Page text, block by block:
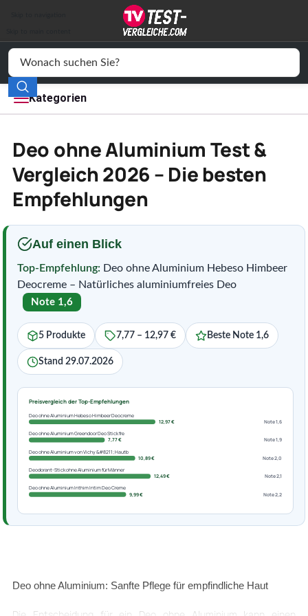
Kategorien
Elektronik
Freizeit
Wohnen
Service
Deo ohne Aluminium Test &
Vergleich 2026 – Die besten
Empfehlungen
Auf einen Blick
Top-Empfehlung: Deo ohne Aluminium Hebeso Himbeer
Deocreme – Natürliches aluminiumfreies Deo
Note 1,6
5 Produkte 7,77 – 12,97 € Beste Note 1,6
Stand 29.07.2026
Preisvergleich der Top-Empfehlungen
Deo ohne Aluminium Hebeso Himbeer Deocreme
12,97 €
Note 1,6
Deo ohne Aluminium Greendoor Deo Stick fre
7,77 €
Note 1,9
Deo ohne Aluminium von Vichy &#8211; Hautb
10,89 €
Note 2,0
Deodorant-Stick ohne Aluminium für Männer
12,49 €
Note 2,1
Deo ohne Aluminium Inthim Intim Deo Creme
9,99 €
Note 2,2
Deo ohne Aluminium: Sanfte Pflege für empfindliche Haut